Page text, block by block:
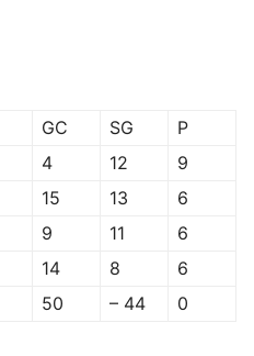
GC SG
P
4 12
9
15 13
6
9 11
6
14 8
6
50 – 44 0